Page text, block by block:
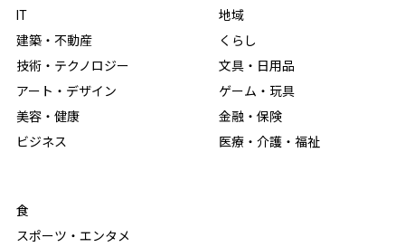
IT
建築・不動産
技術・テクノロジー
アート・デザイン
美容・健康
ビジネス
地域
くらし
文具・日用品
ゲーム・玩具
金融・保険
医療・介護・福祉
食
スポーツ・エンタメ